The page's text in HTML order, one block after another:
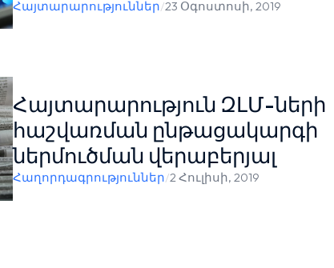
Հայտարարություններ/23 Օգոստոսի, 2019
Հայտարարություն ԶԼՄ-ների
հաշվառման ընթացակարգի
ներմուծման վերաբերյալ
Հաղորդագրություններ/2 Հուլիսի, 2019